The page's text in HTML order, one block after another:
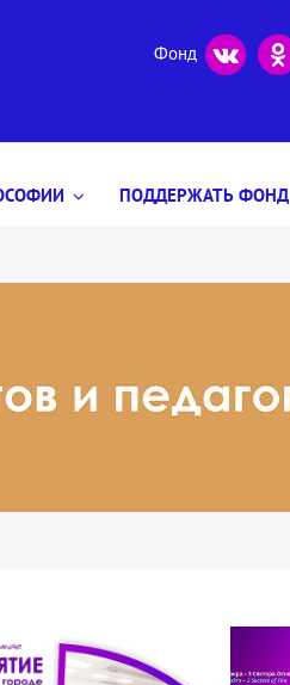
Фонд
ПОДДЕРЖАТЬ ФОНД